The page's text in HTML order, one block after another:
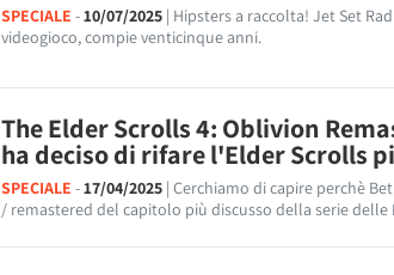
SPECIALE -10/07/2025 | Hipsters a raccolta! Jet Set
videogioco, compie venticinque anni.
The Elder Scrolls 4: Oblivion
ha deciso di rifare l'Elder Scrolls
SPECIALE -17/04/2025 | Cerchiamo di capire perchè
/ remastered del capitolo più discusso della serie delle